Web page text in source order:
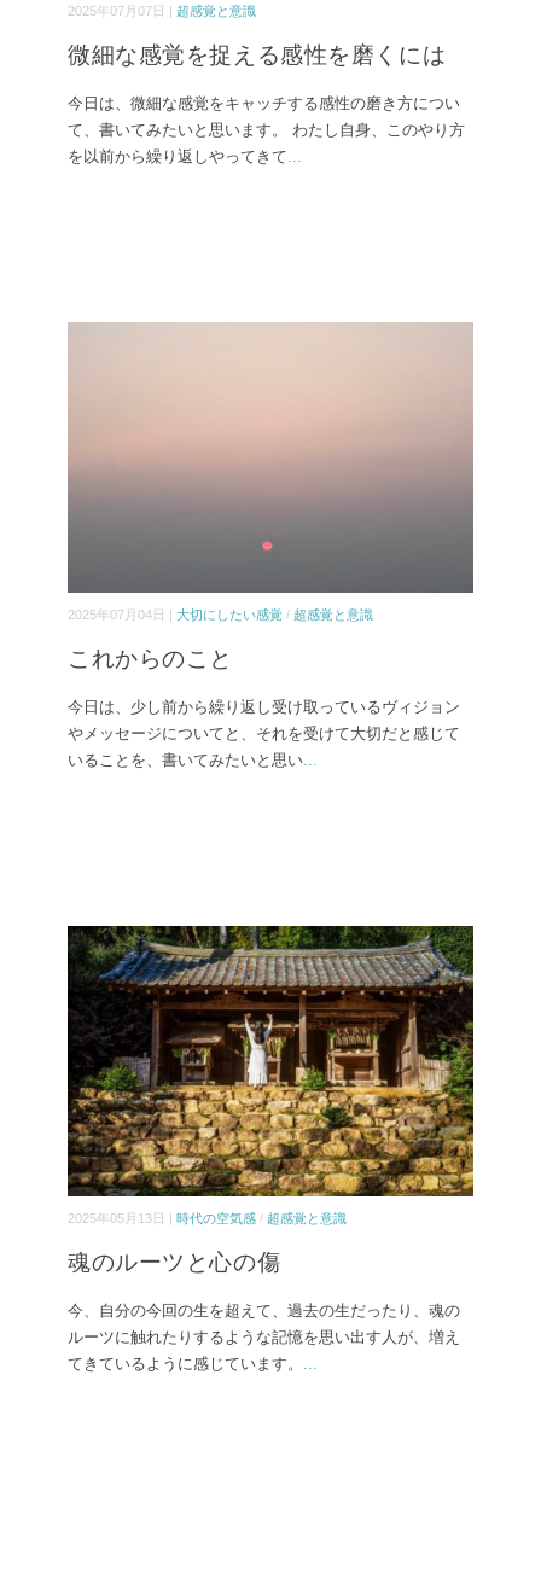
2025年07月07日 | 超感覚と意識
微細な感覚を捉える感性を磨くには
今日は、微細な感覚をキャッチする感性の磨き方につい
て、書いてみたいと思います。 わたし自身、このやり方
を以前から繰り返しやってきて...
2025年07月04日 | 大切にしたい感覚 / 超感覚と意識
これからのこと
今日は、少し前から繰り返し受け取っているヴィジョン
やメッセージについてと、それを受けて大切だと感じて
いることを、書いてみたいと思い...
2025年05月13日 | 時代の空気感 / 超感覚と意識
魂のルーツと心の傷
今、自分の今回の生を超えて、過去の生だったり、魂の
ルーツに触れたりするような記憶を思い出す人が、増え
てきているように感じています。 ...